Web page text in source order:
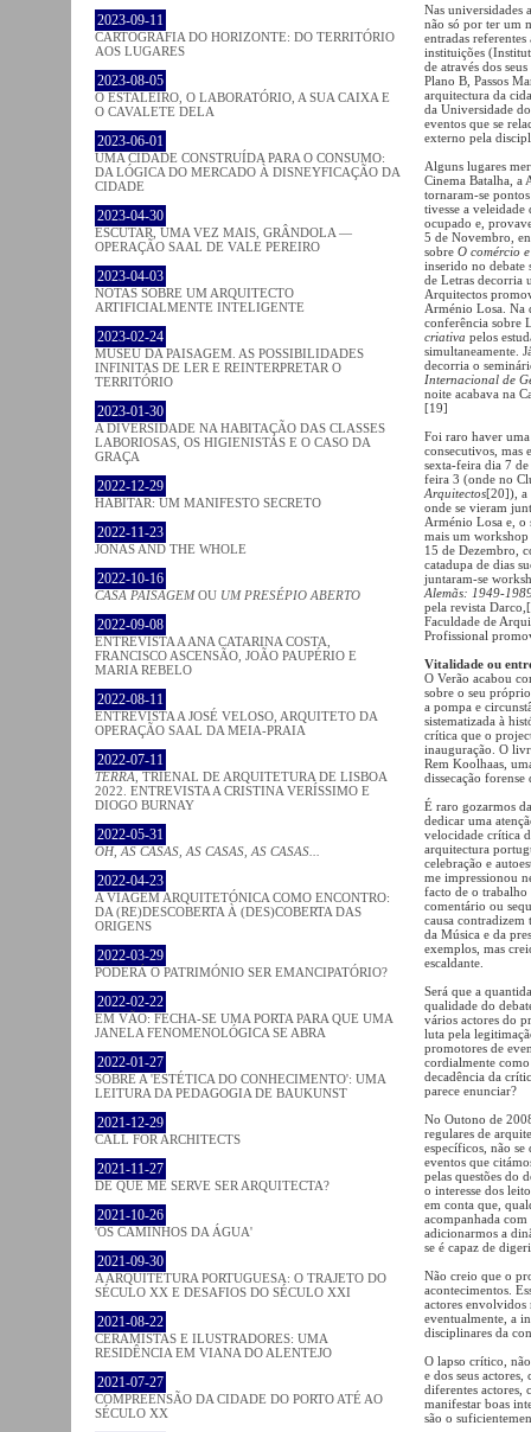
2023-09-11
CARTOGRAFIA DO HORIZONTE: DO TERRITÓRIO
AOS LUGARES
2023-08-05
O ESTALEIRO, O LABORATÓRIO, A SUA CAIXA E
O CAVALETE DELA
2023-06-01
UMA CIDADE CONSTRUÍDA PARA O CONSUMO:
DA LÓGICA DO MERCADO À DISNEYFICAÇÃO DA
CIDADE
2023-04-30
ESCUTAR, UMA VEZ MAIS, GRÂNDOLA —
OPERAÇÃO SAAL DE VALE PEREIRO
2023-04-03
NOTAS SOBRE UM ARQUITECTO
ARTIFICIALMENTE INTELIGENTE
2023-02-24
MUSEU DA PAISAGEM. AS POSSIBILIDADES
INFINITAS DE LER E REINTERPRETAR O
TERRITÓRIO
2023-01-30
A DIVERSIDADE NA HABITAÇÃO DAS CLASSES
LABORIOSAS, OS HIGIENISTAS E O CASO DA
GRAÇA
2022-12-29
HABITAR: UM MANIFESTO SECRETO
2022-11-23
JONAS AND THE WHOLE
2022-10-16
CASA PAISAGEMOU UM PRESÉPIO ABERTO
2022-09-08
ENTREVISTA A ANA CATARINA COSTA,
FRANCISCO ASCENSÃO, JOÃO PAUPÉRIO E
MARIA REBELO
2022-08-11
ENTREVISTA A JOSÉ VELOSO, ARQUITETO DA
OPERAÇÃO SAAL DA MEIA-PRAIA
2022-07-11
TERRA , TRIENAL DE ARQUITETURA DE LISBOA
2022. ENTREVISTA A CRISTINA VERÍSSIMO E
DIOGO BURNAY
2022-05-31
OH, AS CASAS, AS CASAS, AS CASAS...
2022-04-23
A VIAGEM ARQUITETÓNICA COMO ENCONTRO:
DA (RE)DESCOBERTA À (DES)COBERTA DAS
ORIGENS
2022-03-29
PODERÁ O PATRIMÓNIO SER EMANCIPATÓRIO?
2022-02-22
EM VÃO: FECHA-SE UMA PORTA PARA QUE UMA
JANELA FENOMENOLÓGICA SE ABRA
2022-01-27
SOBRE A 'ESTÉTICA DO CONHECIMENTO': UMA
LEITURA DA PEDAGOGIA DE BAUKUNST
2021-12-29
CALL FOR ARCHITECTS
2021-11-27
DE QUE ME SERVE SER ARQUITECTA?
2021-10-26
'OS CAMINHOS DA ÁGUA'
2021-09-30
A ARQUITETURA PORTUGUESA: O TRAJETO DO
SÉCULO XX E DESAFIOS DO SÉCULO XXI
2021-08-22
CERAMISTAS E ILUSTRADORES: UMA
RESIDÊNCIA EM VIANA DO ALENTEJO
2021-07-27
COMPREENSÃO DA CIDADE DO PORTO ATÉ AO
SÉCULO XX
Nas universidades
não só por ter um
entradas
instituições
de através dos
Plano B, Passos
arquitectura da
da Universidade
eventos que se
externo pela
Alguns lugares
Cinema Batalha, a
tornaram-se
tivesse a
ocupado e,
5 de Novembro,
sobre O comércio
inserido no debate
de Letras decorria
Arquitectos
Arménio Losa. Na
conferência sobre
criativa pelos
simultaneamente.
decorria o
Internacional de
noite acabava na
[19]
Foi raro haver uma
consecutivos, mas
sexta-feira dia 7
feira 3 (onde no
Arquitectos[20]), a
onde se vieram
Arménio Losa e, o
mais um workshop
15 de Dezembro,
catadupa de dias
juntaram-se
Alemãs: 1949-
pela revista
Faculdade de
Profissional
Vitalidade ou
O Verão acabou
sobre o seu
a pompa e
sistematizada à
crítica que o
inauguração. O
Rem Koolhaas,
dissecação
É raro gozarmos
dedicar uma
velocidade crítica
arquitectura
celebração e
me impressionou
facto de o trabalho
comentário ou
causa
da Música e da
exemplos, mas
escaldante.
Será que a
qualidade do
vários actores do
luta pela
promotores de
cordialmente
decadência da
parece enunciar?
No Outono de
regulares de
específicos, não
eventos que
pelas questões do
o interesse dos
em conta que,
acompanhada
adicionarmos a
se é capaz de
Não creio que o
acontecimentos.
actores envolvidos
eventualmente, a
disciplinares da
O lapso crítico,
e dos seus
diferentes actores,
manifestar boas
são o